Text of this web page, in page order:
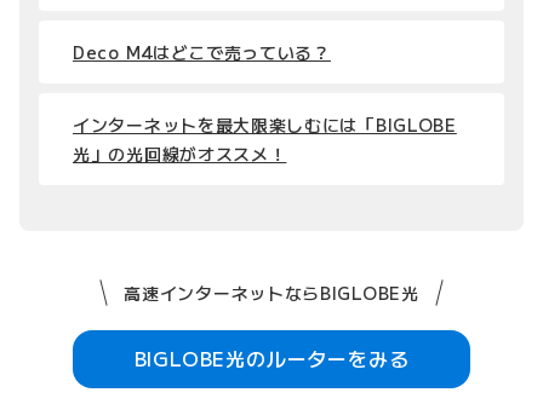
Deco M4はどこで売っている？
インターネットを最大限楽しむには「BIGLOBE
光」の光回線がオススメ！
高速インターネットならBIGLOBE光
BIGLOBE光のルーターをみる